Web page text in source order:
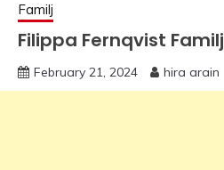
Familj
Filippa Fernqvist Familj
February 21, 2024 hira arain